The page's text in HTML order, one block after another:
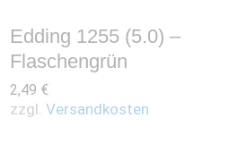
Edding 1255 (5.0) –
Flaschengrün
2,49 €
zzgl.Versandkosten